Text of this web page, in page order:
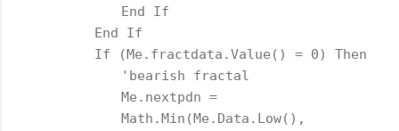
End If
End If
If (Me.fractdata.Value() = 0) Then
'bearish fractal
Me.nextpdn =
Math.Min(Me.Data.Low(),